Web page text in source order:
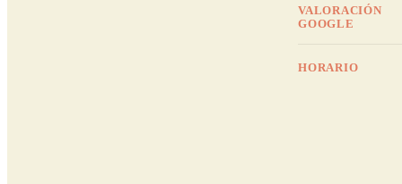
VALORACIÓN
GOOGLE
HORARIO